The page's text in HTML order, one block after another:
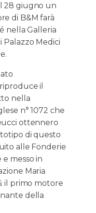
28 giugno un
di B&M farà
nella Galleria
Palazzo Medici
il
nella
n° 1072 che
ottennero
di questo
alle Fonderie
e messo in
Maria
il primo motore
della